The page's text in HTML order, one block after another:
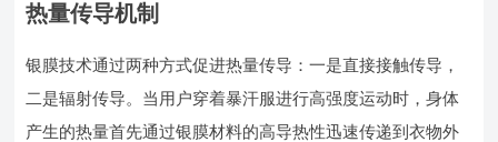
热量传导机制
银膜技术通过两种方式促进热量传导：一是直接接触传导，
二是辐射传导。当用户穿着暴汗服进行高强度运动时，身体
产生的热量首先通过银膜材料的高导热性迅速传递到衣物外